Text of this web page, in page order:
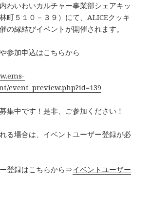
わいわいカルチャー事業部シェアキッ
町５１０－３９）にて、ALICEクッキ
の縁結びイベントが開催されます。
参加申込はこちらから
event_preview.php?id=139
集中です！是非、ご参加ください！
る場合は、イベントユーザー登録が必
登録はこちらから⇒イベントユーザー